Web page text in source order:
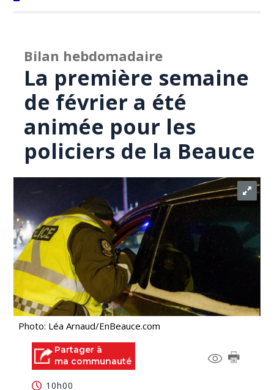
Bilan hebdomadaire
La première semaine
de février a été
animée pour les
policiers de la Beauce
Photo: Léa Arnaud/EnBeauce.com
Partager à
ma communauté
10h00